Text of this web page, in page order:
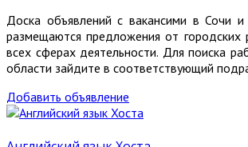
Доска объявлений с вакансими в Сочи
размещаются предложения от городских
всех сферах деятельности. Для поиска
области зайдите в соответствующий
Добавить объявление